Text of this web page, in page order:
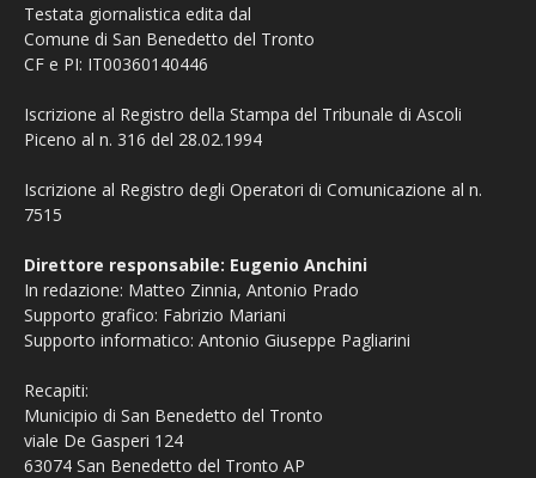
Testata giornalistica edita dal
Comune di San Benedetto del Tronto
CF e PI: IT00360140446
Iscrizione al Registro della Stampa del Tribunale di Ascoli
Piceno al n. 316 del 28.02.1994
Iscrizione al Registro degli Operatori di Comunicazione al n.
7515
Direttore responsabile: Eugenio Anchini
In redazione: Matteo Zinnia, Antonio Prado
Supporto grafico: Fabrizio Mariani
Supporto informatico: Antonio Giuseppe Pagliarini
Recapiti:
Municipio di San Benedetto del Tronto
viale De Gasperi 124
63074 San Benedetto del Tronto AP